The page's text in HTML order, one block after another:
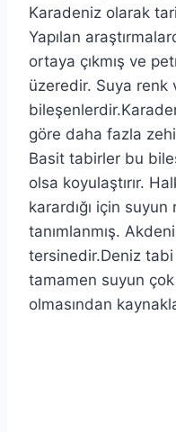
Karadeniz olarak
Yapılan
ortaya çıkmış ve
üzeredir. Suya renk
göre daha fazla
Basit tabirler bu
olsa koyulaştırır.
karardığı için
tanımlanmış.
tersinedir.Deniz
tamamen suyun
olmasından